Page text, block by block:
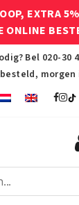
EXTRA
ONLINE
Bel 020-30
morgen